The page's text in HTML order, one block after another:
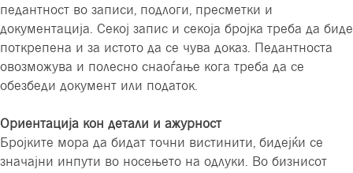
педантност во записи, подлоги, пресметки и
документација. Секој запис и секоја бројка треба да биде
поткрепена и за истото да се чува доказ. Педантноста
овозможува и полесно снаоѓање кога треба да се
обезбеди документ или податок.
Ориентација кон детали и ажурност
Бројките мора да бидат точни вистинити, бидејќи се
значајни инпути во носењето на одлуки. Во бизнисот